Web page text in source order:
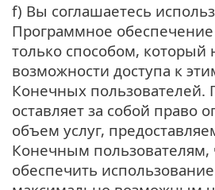
f) Вы соглашаетесь
Программное
только способом, который
возможности доступа к
Конечных пользователей.
оставляет за собой право
объем услуг,
Конечным пользователям,
обеспечить использование